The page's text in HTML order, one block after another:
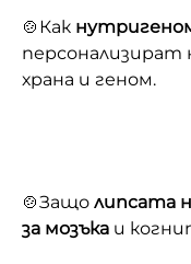
🍲Как
персонализират
храна и геном.
🍲Защо липсата
за мозъка и